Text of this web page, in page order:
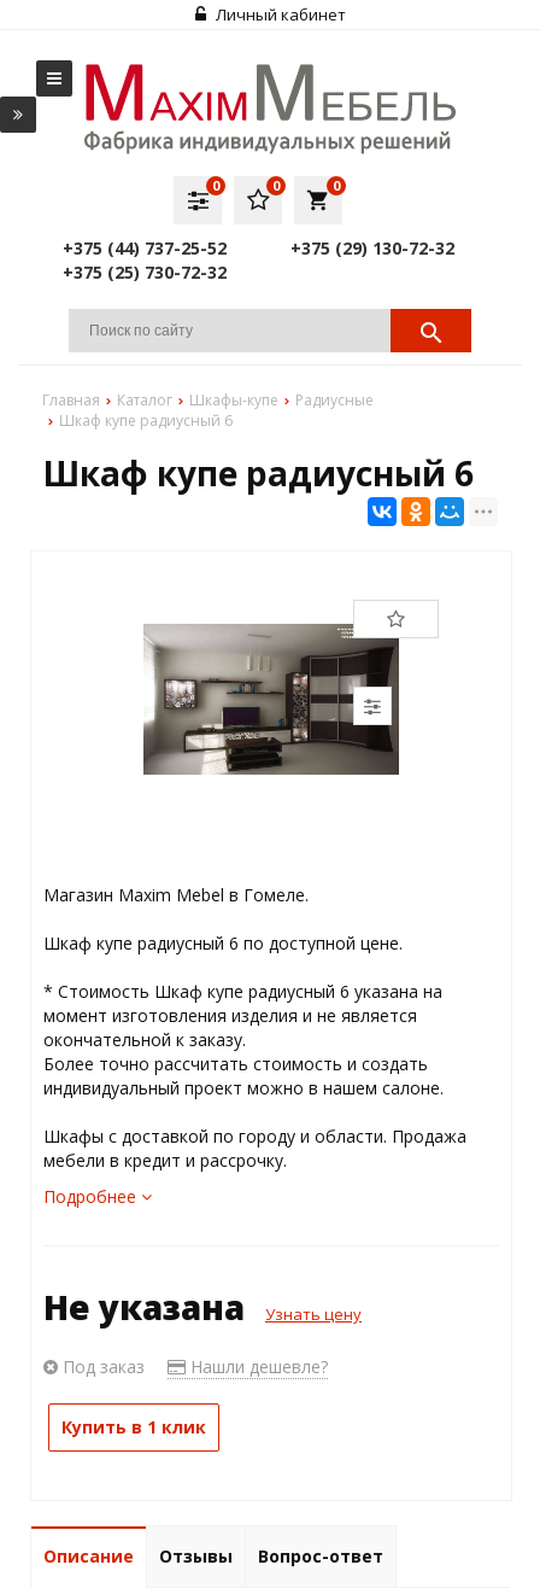
Личный кабинет
local_grocery_store
0
0
0
+375 (44) 737-25-52
+375 (29) 130-72-32
+375 (25) 730-72-32
Главная Каталог Шкафы-купе
Радиусные
Шкаф купе радиусный 6
Шкаф купе радиусный 6
Магазин Maxim Mebel в Гомеле.
Шкаф купе радиусный 6 по доступной цене.
* Стоимость Шкаф купе радиусный 6 указана на
момент изготовления изделия и не является
окончательной к заказу.
Более точно рассчитать стоимость и создать
индивидуальный проект можно в нашем салоне.
Шкафы с доставкой по городу и области. Продажа
мебели в кредит и рассрочку.
Подробнее
Не указана Узнать цену
Под заказ Нашли дешевле?
Купить в 1 клик
Описание Отзывы Вопрос-ответ